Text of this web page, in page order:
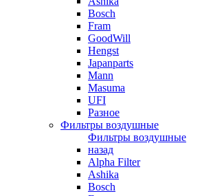
Bosch
Fram
GoodWill
Hengst
Japanparts
Mann
Masuma
UFI
Разное
Фильтры воздушные
Фильтры воздушные
назад
Alpha Filter
Ashika
Bosch